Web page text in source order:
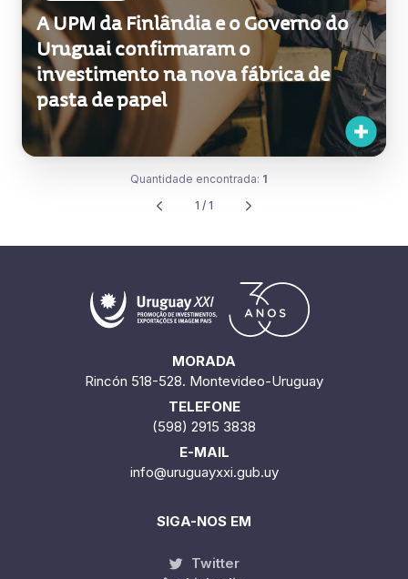
A UPM da Finlândia e o Governo do
Uruguai confirmaram o
investimento na nova fábrica de
pasta de papel
Quantidade encontrada: 1
1 / 1
MORADA
Rincón 518-528. Montevideo-Uruguay
TELEFONE
(598) 2915 3838
E-MAIL
info@uruguayxxi.gub.uy
SIGA-NOS EM
Twitter